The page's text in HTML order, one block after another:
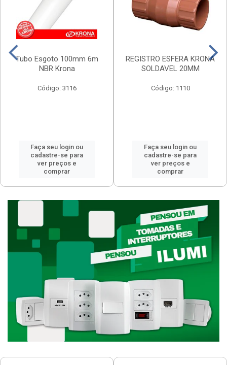
Tubo Esgoto 100mm 6m
NBR Krona
Código: 3116
Faça seu login ou
cadastre-se para
ver preços e
comprar
REGISTRO ESFERA KRONA
SOLDAVEL 20MM
Código: 1110
Faça seu login ou
cadastre-se para
ver preços e
comprar